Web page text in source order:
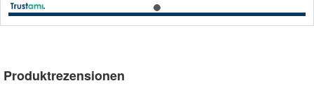
Produktrezensionen